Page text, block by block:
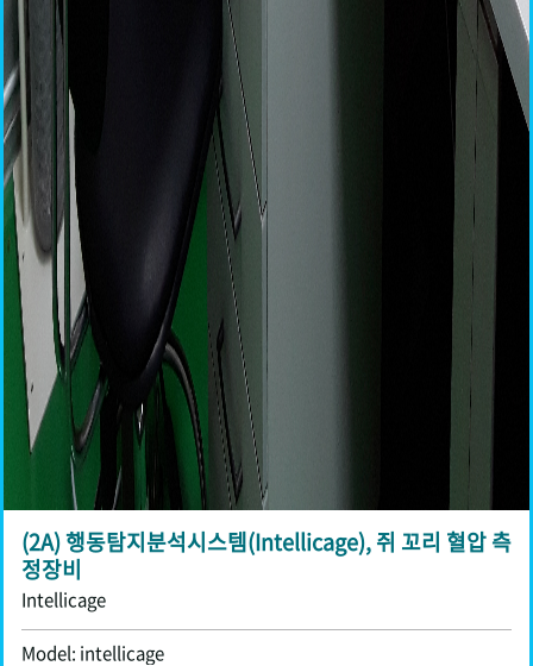
(2A) 행동탐지분석시스템(Intellicage), 쥐 꼬리 혈압 측
정장비
Intellicage
Model: intellicage